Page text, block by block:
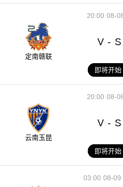
08-
20:00
定南赣联
V - S
即将开始
08-
20:00
云南玉昆
V - S
即将开始
08-09
03:00